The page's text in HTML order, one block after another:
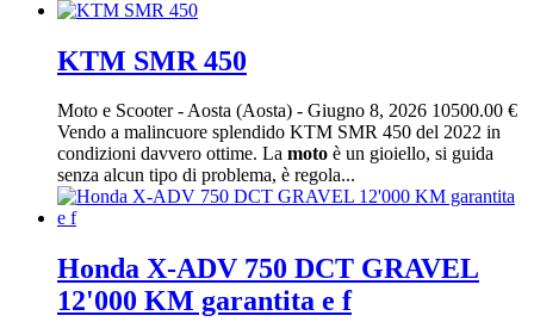
KTM SMR 450
Moto e Scooter-Aosta (Aosta) - Giugno 8, 2026 10500.00 €
Vendo a malincuore splendido KTM SMR 450 del 2022 in
condizioni davvero ottime. La moto è un gioiello, si guida
senza alcun tipo di problema, è regola...
Honda X-ADV 750 DCT GRAVEL
12'000 KM garantita e f